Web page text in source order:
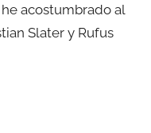
acostumbrado al
Slater y Rufus